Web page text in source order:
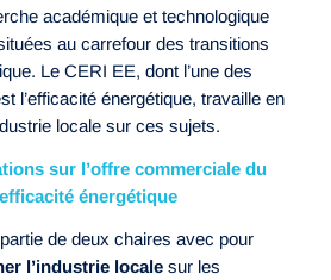
académique et technologique
au carrefour des transitions
Le CERI EE, dont l’une des
l’efficacité énergétique, travaille en
locale sur ces sujets.
sur l’offre commerciale du
énergétique
de deux chaires avec pour
l’industrie locale sur les